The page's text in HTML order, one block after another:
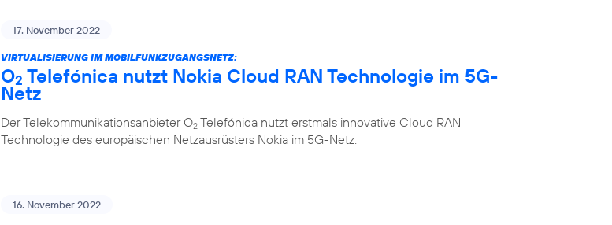
17. November 2022
VIRTUALISIERUNG IM MOBILFUNKZUGANGSNETZ:
O2 Telefónica nutzt Nokia Cloud RAN Technologie im 5G-
Netz
Der Telekommunikationsanbieter O2 Telefónica nutzt erstmals innovative Cloud RAN
Technologie des europäischen Netzausrüsters Nokia im 5G-Netz.
16. November 2022